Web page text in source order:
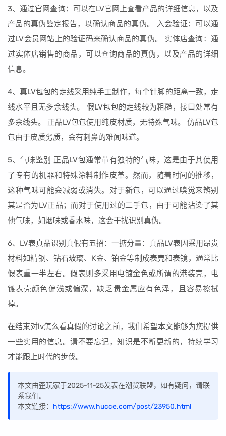
3、通过官网查询：可以在LV官网上查看产品的详细信息，以及
产品的真伪鉴定报告，以确认商品的真伪。 入会验证：可以通
过LV会员网站上的验证码来确认商品的真伪。 实体店查询：通
过实体店销售的商品，可以查询商品的真伪，以及产品的详细
信息。
4、真LV包包的走线采用纯手工制作，每个针脚的距离一致，走
线水平且无多余线头。 假LV包包的走线较为粗糙，接口处常有
多余线头。 正品LV包包使用纯皮材质，无特殊气味。 仿品LV包
包由于皮质劣质，会有刺鼻的难闻味道。
5、气味鉴别 正品LV包通常带有独特的气味，这是由于其使用
了专有的机器和特殊涂料制作皮革。然而，随着时间的推移，
这种气味可能会减弱或消失。对于新包，可以通过嗅觉来辨别
其是否为LV正品；而对于使用过的二手包，由于可能沾染了其
他气味，如烟味或香水味，这会干扰识别真伪。
6、LV表真品识别真假有五招：一掂分量：真品LV表因采用昂贵
材料如精钢、钻石玻璃、K金、铂金等制成表壳和表镜，通常比
假表重一半左右。假表则多采用电镀金色或所谓的港装壳，电
镀表壳颜色偏浅或偏深，缺乏贵金属应有色泽，且容易擦拭
掉。
在结束对lv怎么看真假的讨论之前，我们希望本文能够为您提供
一些实用的信息。请不要忘记，知识是不断更新的，持续学习
才能跟上时代的步伐。
本文由歪玩家于2025-11-25发表在潮货联盟，如有疑问，请联
系我们。
本文链接： https://www.hucce.com/post/23950.html